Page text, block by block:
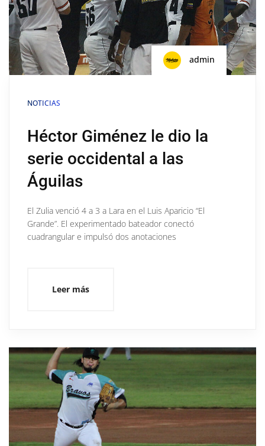
admin
NOTICIAS
Héctor Giménez le dio la
serie occidental a las
Águilas
El Zulia venció 4 a 3 a Lara en el Luis Aparicio “El
Grande”. El experimentado bateador conectó
cuadrangular e impulsó dos anotaciones
Leer más